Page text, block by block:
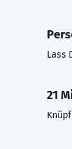
Lass
21